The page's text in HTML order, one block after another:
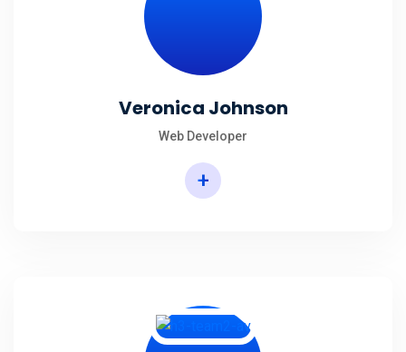
Veronica Johnson
Web Developer
+